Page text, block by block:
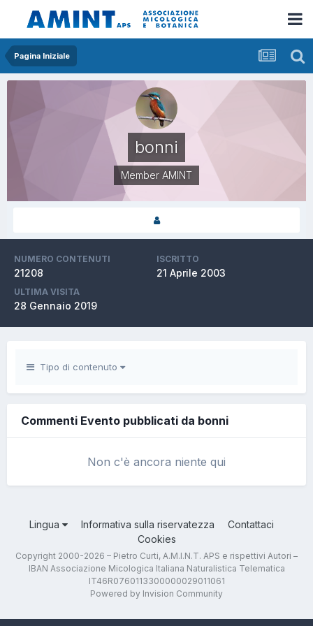
Pagina Iniziale
bonni
Member AMINT
NUMERO CONTENUTI
21208
ISCRITTO
21 Aprile 2003
ULTIMA VISITA
28 Gennaio 2019
Tipo di contenuto
Commenti Evento pubblicati da bonni
Non c'è ancora niente qui
Lingua Informativa sulla riservatezza
Contattaci
Cookies
Copyright 2000-2026 – Pietro Curti, A.M.I.N.T. APS e rispettivi Autori –
IBAN Associazione Micologica Italiana Naturalistica Telematica
IT46R0760113300000029011061
Powered by Invision Community